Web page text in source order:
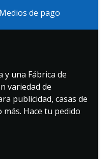
y una Fábrica de
variedad de
publicidad, casas de
Hace tu pedido